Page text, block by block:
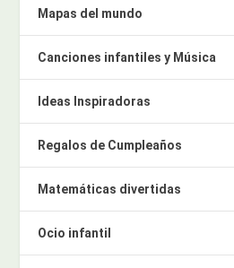
Mapas del mundo
Canciones infantiles y Música
Ideas Inspiradoras
Regalos de Cumpleaños
Matemáticas divertidas
Ocio infantil